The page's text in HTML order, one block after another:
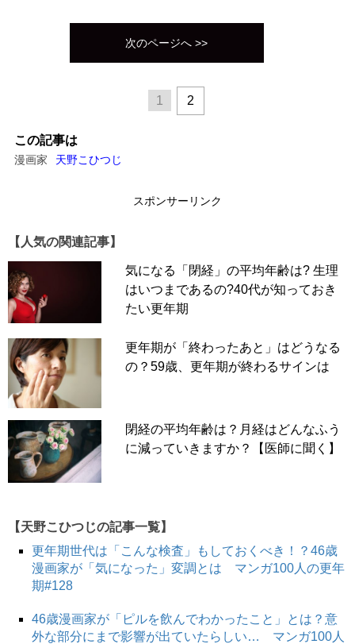
次のページへ >>
1 2
この記事は
漫画家 天野こひつじ
スポンサーリンク
【人気の関連記事】
気になる「閉経」の平均年齢は? 生理
はいつまであるの?40代が知っておき
たい更年期
更年期が「終わったあと」はどうなる
の？59歳、更年期が終わるサインは
閉経の平均年齢は？月経はどんなふう
に減っていきますか？【医師に聞く】
【天野こひつじの記事一覧】
更年期世代は「こんな検査」もしておくべき！？46歳
漫画家が「気になった」変調とは マンガ100人の更年
期#128
46歳漫画家が「ピルを飲んでわかったこと」とは？意
外な部分にまで影響が出ていたらしい… マンガ100人